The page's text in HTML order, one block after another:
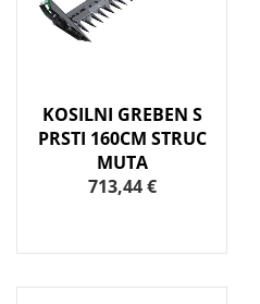
KOSILNI GREBEN S
PRSTI 160CM STRUC
MUTA
713,44 €